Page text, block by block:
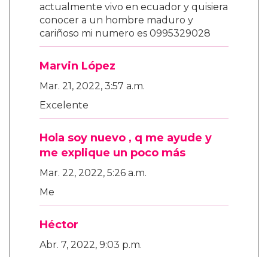
actualmente vivo en ecuador y quisiera
conocer a un hombre maduro y
cariñoso mi numero es 0995329028
Marvin López
Mar. 21, 2022, 3:57 a.m.
Excelente
Hola soy nuevo , q me ayude y
me explique un poco más
Mar. 22, 2022, 5:26 a.m.
Me
Héctor
Abr. 7, 2022, 9:03 p.m.